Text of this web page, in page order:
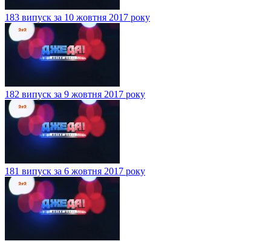
183 випуск за 10 жовтня 2017 року
182 випуск за 9 жовтня 2017 року
181 випуск за 6 жовтня 2017 року